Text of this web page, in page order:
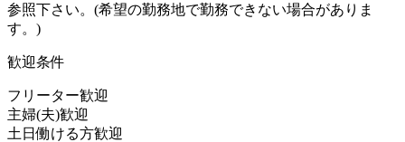
参照下さい。(希望の勤務地で勤務できない場合がありま
す。)
歓迎条件
フリーター歓迎
主婦(夫)歓迎
土日働ける方歓迎